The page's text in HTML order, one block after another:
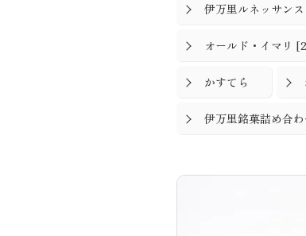
伊万里ルネッサンス
オールド・イマリ
かすてら
伊万里銘菓詰め合